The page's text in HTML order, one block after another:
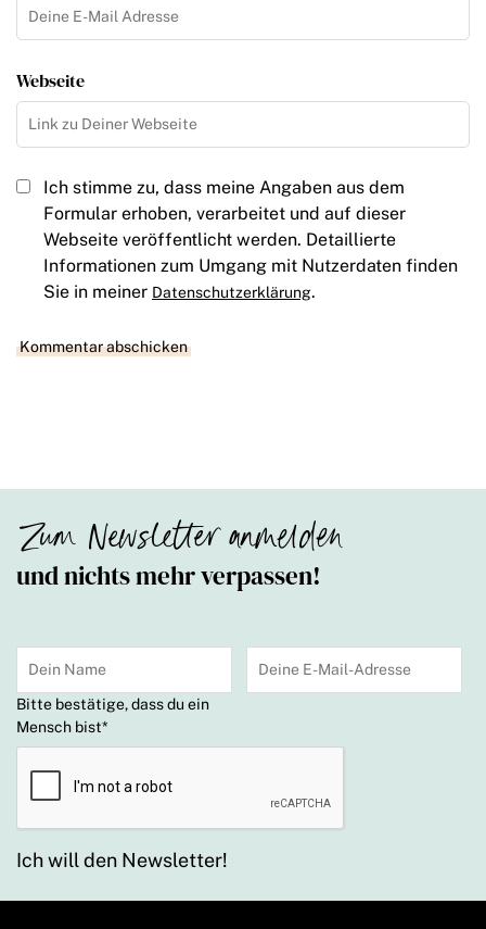
Webseite
Ich stimme zu, dass meine Angaben aus dem
Formular erhoben, verarbeitet und auf dieser
Webseite veröffentlicht werden. Detaillierte
Informationen zum Umgang mit Nutzerdaten finden
Sie in meiner Datenschutzerklärung.
Zum Newsletter anmelden
und nichts mehr verpassen!
Bitte bestätige, dass du ein
Mensch bist*
Ich will den Newsletter!